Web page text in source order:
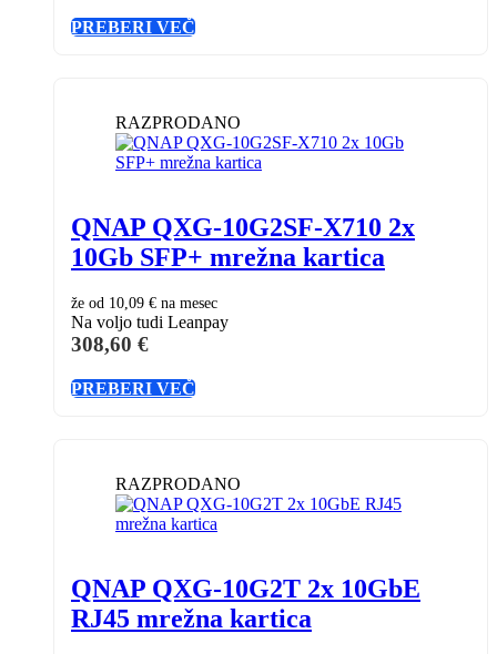
PREBERI VEČ
RAZPRODANO
QNAP QXG-10G2SF-X710 2x
10Gb SFP+ mrežna kartica
že od 10,09 € na mesec
Na voljo tudi Leanpay
308,60 €
PREBERI VEČ
RAZPRODANO
QNAP QXG-10G2T 2x 10GbE
RJ45 mrežna kartica